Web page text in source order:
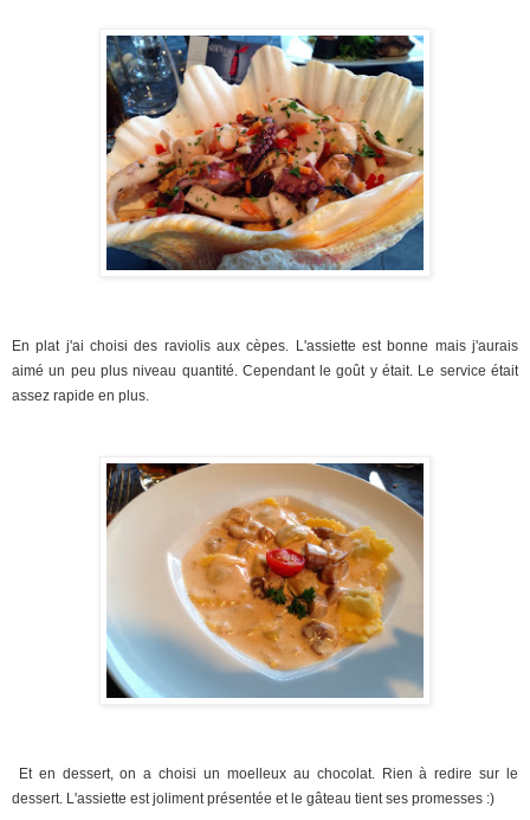
En plat j'ai choisi des raviolis aux cèpes. L'assiette est bonne mais j'aurais
aimé un peu plus niveau quantité. Cependant le goût y était. Le service était
assez rapide en plus.
Et en dessert, on a choisi un moelleux au chocolat. Rien à redire sur le
dessert. L'assiette est joliment présentée et le gâteau tient ses promesses :)